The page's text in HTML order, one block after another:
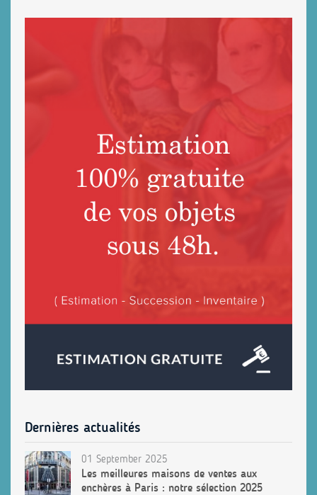
Dernières actualités
01 September 2025
Les meilleures maisons de ventes aux
enchères à Paris : notre sélection 2025